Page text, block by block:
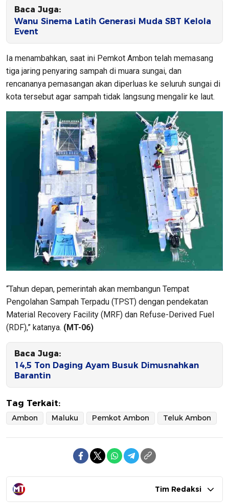
Baca Juga:
Wanu Sinema Latih Generasi Muda SBT Kelola
Event
Ia menambahkan, saat ini Pemkot Ambon telah memasang
tiga jaring penyaring sampah di muara sungai, dan
rencananya pemasangan akan diperluas ke seluruh sungai di
kota tersebut agar sampah tidak langsung mengalir ke laut.
“Tahun depan, pemerintah akan membangun Tempat
Pengolahan Sampah Terpadu (TPST) dengan pendekatan
Material Recovery Facility (MRF) dan Refuse-Derived Fuel
(RDF),” katanya. (MT-06)
Baca Juga:
14,5 Ton Daging Ayam Busuk Dimusnahkan
Barantin
Tag Terkait:
Ambon Maluku Pemkot Ambon Teluk Ambon
Tim Redaksi